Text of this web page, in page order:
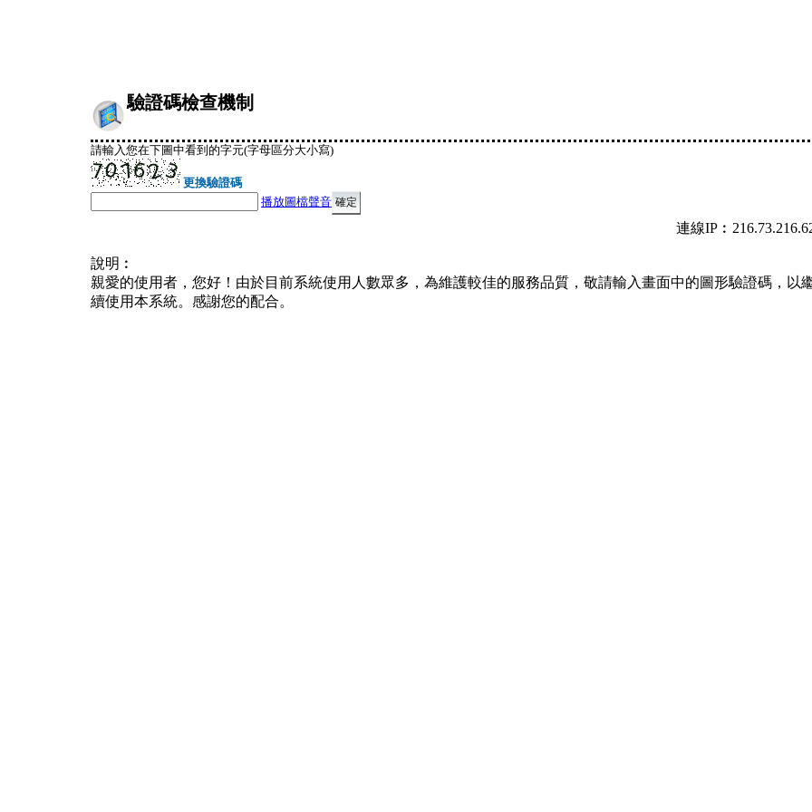
驗證碼檢查機制
請輸入您在下圖中看到的字元(字母區分大小寫)
更換驗證碼
播放圖檔聲音
連線
說明︰
親愛的使用者，您好！由於目前系統使用人數眾多，為維護較佳的服務品質，敬請輸入畫面中的圖形驗證碼，以
續使用本系統。感謝您的配合。